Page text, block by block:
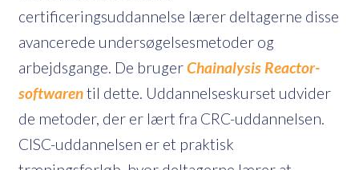
certificeringsuddannelse lærer deltagerne disse
avancerede undersøgelsesmetoder og
arbejdsgange. De brugerChainalysis Reactor-
softwarentil dette. Uddannelseskurset udvider
de metoder, der er lært fra CRC-uddannelsen.
CISC-uddannelsen er et praktisk